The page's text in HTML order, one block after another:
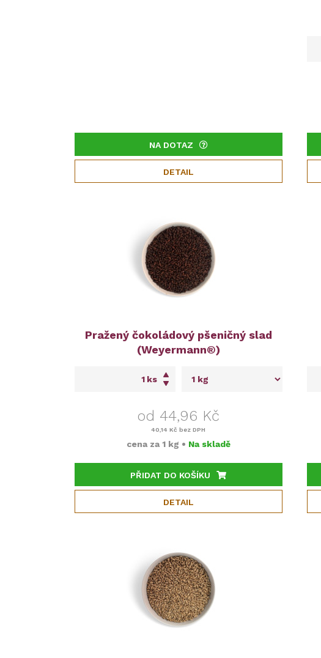
NA DOTAZ
DETAIL
Pražený čokoládový pšeničný slad
(Weyermann®)
ks
od 44,96 Kč
40,14 Kč bez DPH
cena za 1 kg • Na skladě
PŘIDAT DO KOŠÍKU
DETAIL